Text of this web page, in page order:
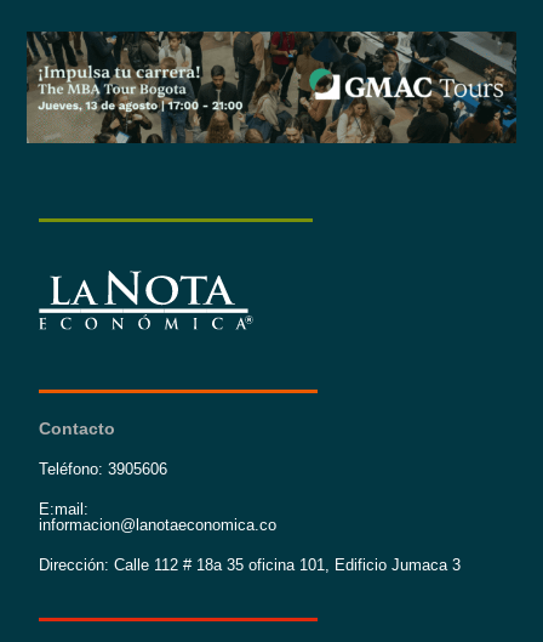
Contacto
Teléfono: 3905606
E:mail:
informacion@lanotaeconomica.co
Dirección: Calle 112 # 18a 35 oficina 101, Edificio Jumaca 3